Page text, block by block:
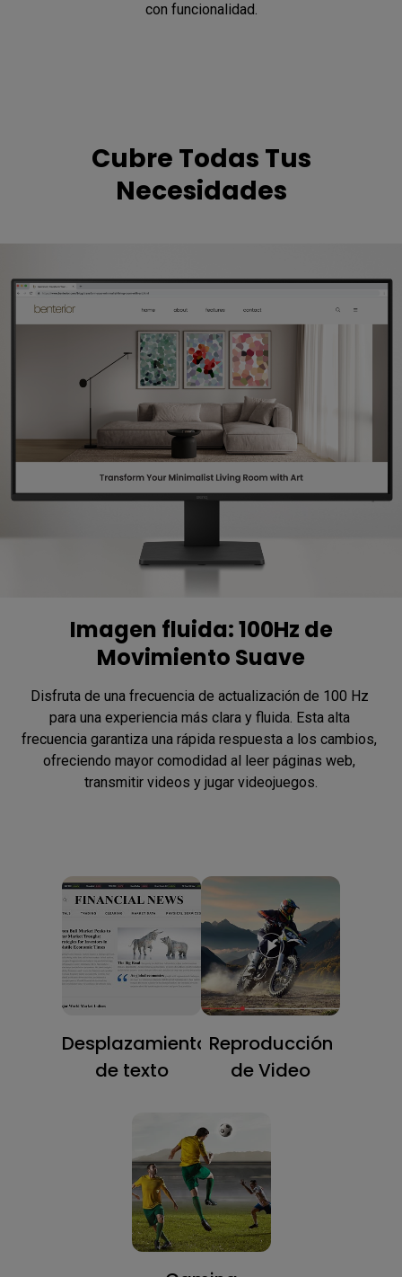
con funcionalidad.
Cubre Todas Tus
Necesidades
Imagen fluida: 100Hz de
Movimiento Suave
Disfruta de una frecuencia de actualización de 100 Hz
para una experiencia más clara y fluida. Esta alta
frecuencia garantiza una rápida respuesta a los cambios,
ofreciendo mayor comodidad al leer páginas web,
transmitir videos y jugar videojuegos.
Desplazamiento
de texto
Reproducción
de Video